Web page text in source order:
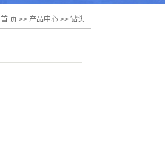
首 页 >> 产品中心 >> 钻头